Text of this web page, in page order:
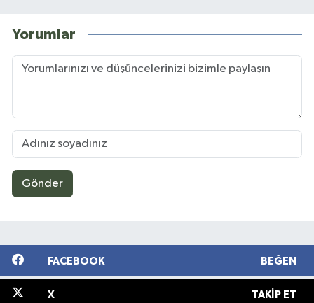
Yorumlar
Gönder
FACEBOOK BEĞEN
X TAKIP ET